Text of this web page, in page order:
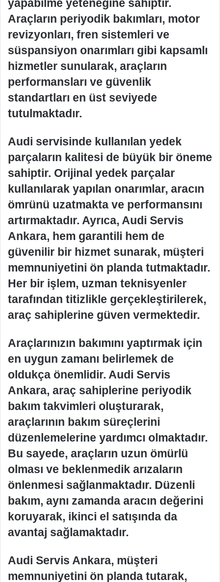
yapabilme yeteneğine sahiptir.
Araçların periyodik bakımları, motor
revizyonları, fren sistemleri ve
süspansiyon onarımları gibi kapsamlı
hizmetler sunularak, araçların
performansları ve güvenlik
standartları en üst seviyede
tutulmaktadır.
Audi servisinde kullanılan yedek
parçaların kalitesi de büyük bir öneme
sahiptir. Orijinal yedek parçalar
kullanılarak yapılan onarımlar, aracın
ömrünü uzatmakta ve performansını
artırmaktadır. Ayrıca, Audi Servis
Ankara, hem garantili hem de
güvenilir bir hizmet sunarak, müşteri
memnuniyetini ön planda tutmaktadır.
Her bir işlem, uzman teknisyenler
tarafından titizlikle gerçekleştirilerek,
araç sahiplerine güven vermektedir.
Araçlarınızın bakımını yaptırmak için
en uygun zamanı belirlemek de
oldukça önemlidir. Audi Servis
Ankara, araç sahiplerine periyodik
bakım takvimleri oluşturarak,
araçlarının bakım süreçlerini
düzenlemelerine yardımcı olmaktadır.
Bu sayede, araçların uzun ömürlü
olması ve beklenmedik arızaların
önlenmesi sağlanmaktadır. Düzenli
bakım, aynı zamanda aracın değerini
koruyarak, ikinci el satışında da
avantaj sağlamaktadır.
Audi Servis Ankara, müşteri
memnuniyetini ön planda tutarak,